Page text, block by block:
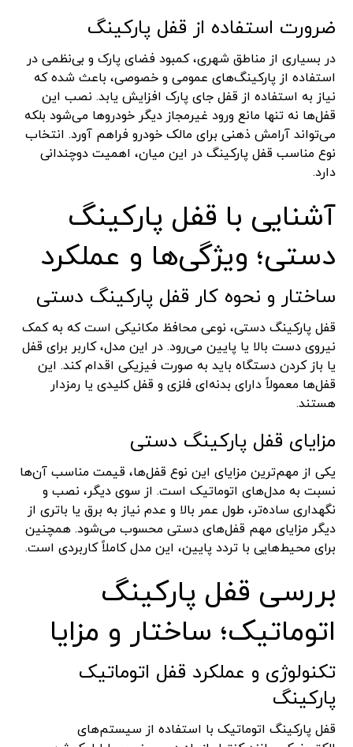
ضرورت استفاده از قفل پارکینگ
در بسیاری از مناطق شهری، کمبود فضای پارک و بی‌نظمی در
استفاده از پارکینگ‌های عمومی و خصوصی، باعث شده که
نیاز به استفاده از قفل جای پارک افزایش یابد. نصب این
قفل‌ها نه تنها مانع ورود غیرمجاز دیگر خودروها می‌شود بلکه
می‌تواند آرامش ذهنی برای مالک خودرو فراهم آورد. انتخاب
نوع مناسب قفل پارکینگ در این میان، اهمیت دوچندانی
دارد.
آشنایی با قفل پارکینگ
دستی؛ ویژگی‌ها و عملکرد
ساختار و نحوه کار قفل پارکینگ دستی
قفل پارکینگ دستی، نوعی محافظ مکانیکی است که به کمک
نیروی دست بالا یا پایین می‌رود. در این مدل، کاربر برای قفل
یا باز کردن دستگاه باید به صورت فیزیکی اقدام کند. این
قفل‌ها معمولاً دارای بدنه‌ای فلزی و قفل کلیدی یا رمزدار
هستند.
مزایای قفل پارکینگ دستی
یکی از مهم‌ترین مزایای این نوع قفل‌ها، قیمت مناسب آن‌ها
نسبت به مدل‌های اتوماتیک است. از سوی دیگر، نصب و
نگهداری ساده‌تر، طول عمر بالا و عدم نیاز به برق یا باتری از
دیگر مزایای مهم قفل‌های دستی محسوب می‌شود. همچنین
برای محیط‌هایی با تردد پایین، این مدل کاملاً کاربردی است.
بررسی قفل پارکینگ
اتوماتیک؛ ساختار و مزایا
تکنولوژی و عملکرد قفل اتوماتیک
پارکینگ
قفل پارکینگ اتوماتیک با استفاده از سیستم‌های